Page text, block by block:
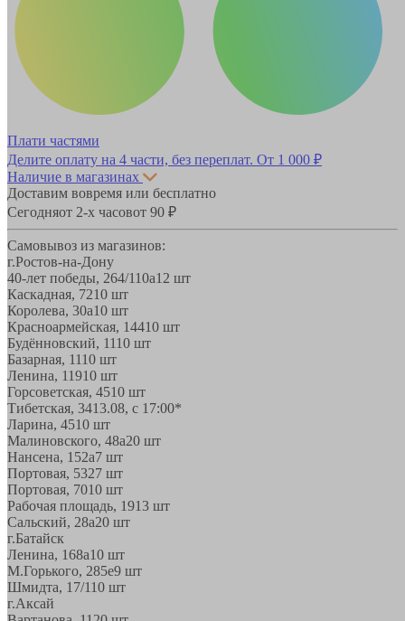
Плати частями
Делите оплату на 4 части, без переплат. От 1 000 ₽
Наличие в магазинах
Доставим вовремя или бесплатно
Сегодняот 2-х часовот 90 ₽
Самовывоз из магазинов:
г.Ростов-на-Дону
40-лет победы, 264/110а12 шт
Каскадная, 7210 шт
Королева, 30а10 шт
Красноармейская, 14410 шт
Будённовский, 1110 шт
Базарная, 1110 шт
Ленина, 11910 шт
Горсоветская, 4510 шт
Тибетская, 3413.08, с 17:00*
Ларина, 4510 шт
Малиновского, 48а20 шт
Нансена, 152а7 шт
Портовая, 5327 шт
Портовая, 7010 шт
Рабочая площадь, 1913 шт
Сальский, 28a20 шт
г.Батайск
Ленина, 168а10 шт
М.Горького, 285е9 шт
Шмидта, 17/110 шт
г.Аксай